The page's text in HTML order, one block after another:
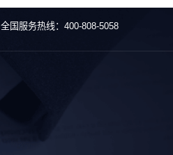
全国服务热线：400-808-5058